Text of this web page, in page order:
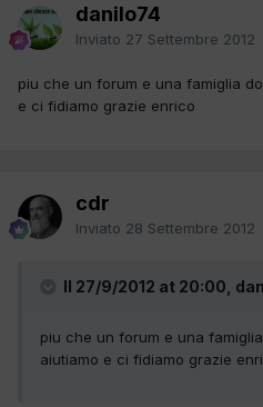
danilo74
Inviato 27 Settembre 2012
piu che un forum e una famiglia
e ci fidiamo grazie enrico
cdr
Inviato 28 Settembre 2012
Il 27/9/2012 at 20:00,
piu che un forum e una
aiutiamo e ci fidiamo grazie